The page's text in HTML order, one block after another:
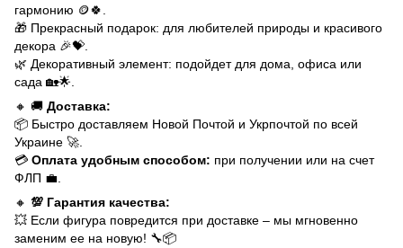
гармонию 🪙🍀.
🎁 Прекрасный подарок: для любителей природы и красивого
декора 🎉💝.
🌿 Декоративный элемент: подойдет для дома, офиса или
сада 🏡🌟.
🔸 🚚 Доставка:
📦 Быстро доставляем Новой Почтой и Укрпочтой по всей
Украине 🚀.
💳 Оплата удобным способом: при получении или на счет
ФЛП 💼.
🔸 💯 Гарантия качества:
💥 Если фигура повредится при доставке – мы мгновенно
заменим ее на новую! 🔧📦